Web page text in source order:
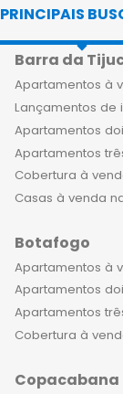
PRINCIPAIS
Barra da
Apartamentos à
Lançamentos de
Apartamentos
Apartamentos
Cobertura à
Casas à venda
Botafogo
Apartamentos à
Apartamentos
Apartamentos
Cobertura à
Copacabana